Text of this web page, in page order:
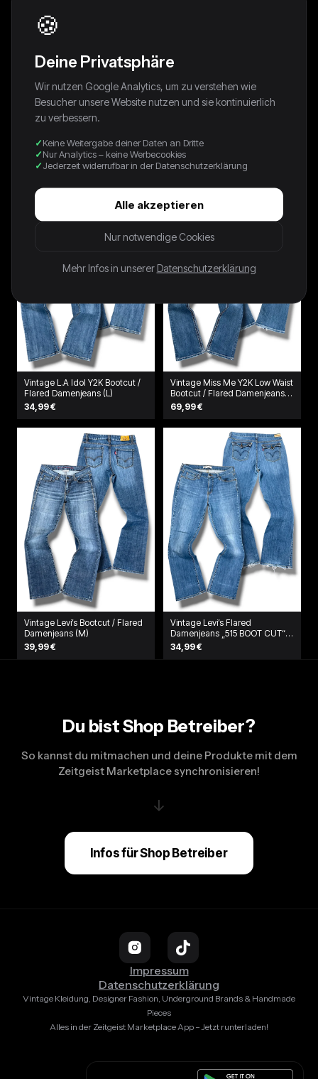
Vintage Levi’s Flared
Damenjeans „LOWFLARE 519“
(M)
39,99 €
Vintage Coach Y2K
Damentasche
79,99 €
Vintage L.A Idol Y2K Bootcut /
Flared Damenjeans (L)
34,99 €
Vintage Miss Me Y2K Low Waist
Bootcut / Flared Damenjeans
(L)
69,99 €
Vintage Levi’s Bootcut / Flared
Damenjeans (M)
39,99 €
Vintage Levi’s Flared
Damenjeans „515 BOOT CUT“
(L)
34,99 €
Du bist Shop Betreiber?
So kannst du mitmachen und deine Produkte mit dem
Zeitgeist Marketplace synchronisieren!
↓
Infos für Shop Betreiber
Impressum
Datenschutzerklärung
Vintage Kleidung, Designer Fashion, Underground Brands & Handmade
Pieces
Alles in der Zeitgeist Marketplace App – Jetzt runterladen!
🍪
Deine Privatsphäre
Wir nutzen Google Analytics, um zu verstehen wie
Besucher unsere Website nutzen und sie kontinuierlich
zu verbessern.
Keine Weitergabe deiner Daten an Dritte
Nur Analytics – keine Werbecookies
Jederzeit widerrufbar in der Datenschutzerklärung
Alle akzeptieren
Nur notwendige Cookies
Mehr Infos in unserer Datenschutzerklärung